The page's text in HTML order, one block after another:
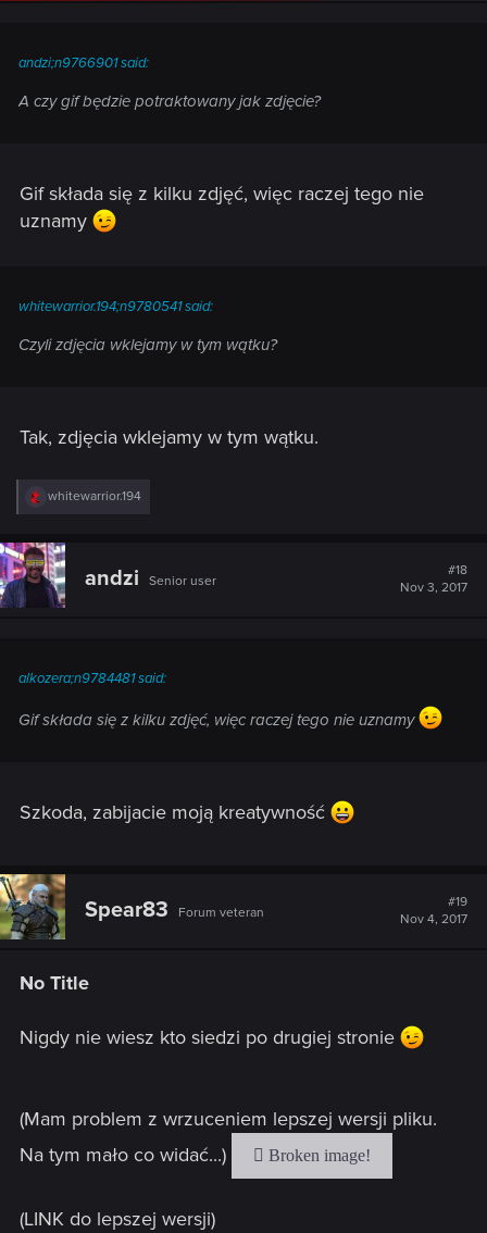
andzi;n9766901 said:
A czy gif będzie potraktowany jak zdjęcie?
Gif składa się z kilku zdjęć, więc raczej tego nie
uznamy
whitewarrior.194;n9780541 said:
Czyli zdjęcia wklejamy w tym wątku?
Tak, zdjęcia wklejamy w tym wątku.
R
e
c
t
i
o
whitewarrior.194
andzi Senior user
#18
Nov 3, 2017
alkozera;n9784481 said:
Gif składa się z kilku zdjęć, więc raczej tego nie uznamy
Szkoda, zabijacie moją kreatywność
Spear83 Forum veteran
#19
Nov 4, 2017
No Title
Nigdy nie wiesz kto siedzi po drugiej stronie
(Mam problem z wrzuceniem lepszej wersji pliku.
Na tym mało co widać...)
(LINK do lepszej wersji)